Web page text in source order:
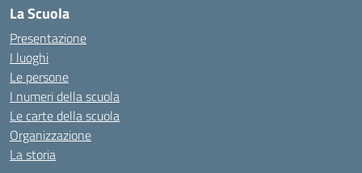
La Scuola
Presentazione
I luoghi
Le persone
I numeri della scuola
Le carte della scuola
Organizzazione
La storia